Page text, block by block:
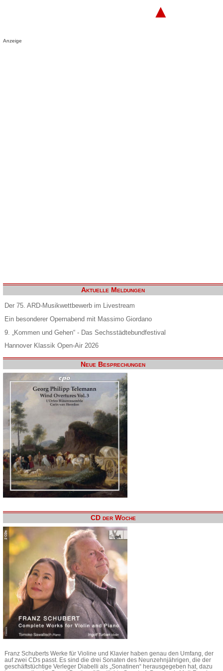
▲
Anzeige
Aktuelle Meldungen
Der 75. ARD-Musikwettbewerb im Livestream
Ein besonderer Opernabend mit Massimo Giordano
9. „Kommen und Gehen“ - Das Sechsstädtebundfestival
Hannover Klassik Open-Air 2026
Neue Besprechungen
CD der Woche
Franz Schuberts Werke für Violine und Klavier haben genau den Umfang, der
auf zwei CDs passt. Es sind die drei Sonaten des Neunzehnjährigen, die der
geschäftstüchtige Verleger Diabelli als „Sonatinen“ herausgegeben hat, dazu